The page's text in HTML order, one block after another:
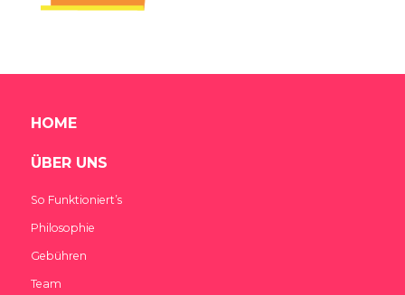
HOME
ÜBER UNS
So Funktioniert’s
Philosophie
Gebühren
Team